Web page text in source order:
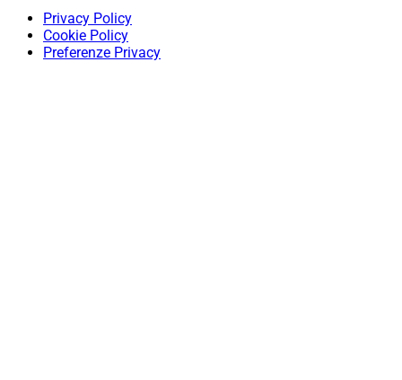
Privacy Policy
Cookie Policy
Preferenze Privacy